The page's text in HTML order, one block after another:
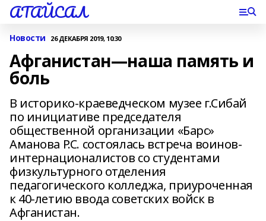
АТАЙСАЛ
Новости 26 ДЕКАБРЯ 2019, 10:30
Афганистан—наша память и
боль
В историко-краеведческом музее г.Сибай
по инициативе председателя
общественной организации «Барс»
Аманова Р.С. состоялась встреча воинов-
интернационалистов со студентами
физкультурного отделения
педагогического колледжа, приуроченная
к 40-летию ввода советских войск в
Афганистан.